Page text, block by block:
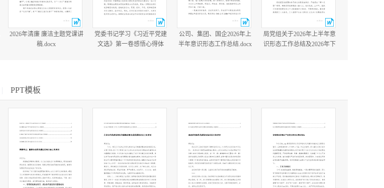
2026年清廉 廉洁主题党课讲
稿.docx
党委书记学习《习近平党建
文选》第一卷感悟心得体
公司、集团、国企2026年上
半年意识形态工作总结.docx
局党组关于2026年上半年意
识形态工作总结及2026年下
PPT模板